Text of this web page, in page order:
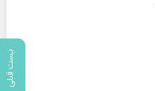
پست قبلی